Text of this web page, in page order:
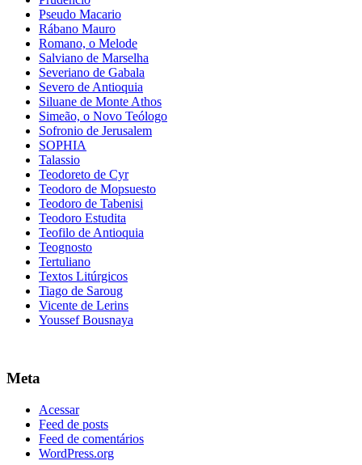
Pseudo Macario
Rábano Mauro
Romano, o Melode
Salviano de Marselha
Severiano de Gabala
Severo de Antioquia
Siluane de Monte Athos
Simeão, o Novo Teólogo
Sofronio de Jerusalem
SOPHIA
Talassio
Teodoreto de Cyr
Teodoro de Mopsuesto
Teodoro de Tabenisi
Teodoro Estudita
Teofilo de Antioquia
Teognosto
Tertuliano
Textos Litúrgicos
Tiago de Saroug
Vicente de Lerins
Youssef Bousnaya
Meta
Acessar
Feed de posts
Feed de comentários
WordPress.org